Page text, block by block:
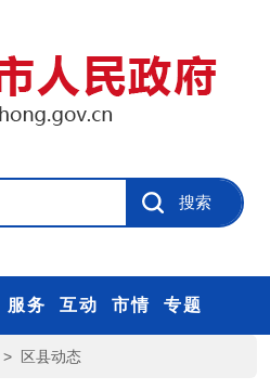
服务 互动 市情 专题
> 区县动态